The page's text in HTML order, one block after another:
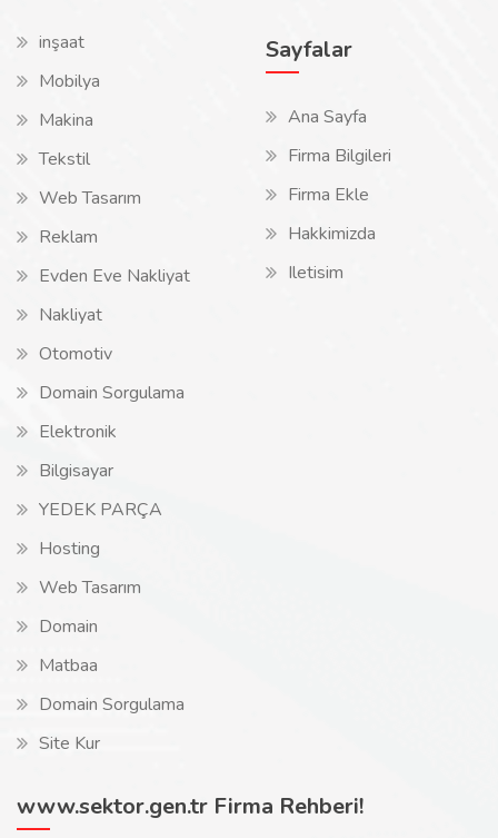
inşaat
Mobilya
Makina
Tekstil
Web Tasarım
Reklam
Evden Eve Nakliyat
Nakliyat
Otomotiv
Domain Sorgulama
Elektronik
Bilgisayar
YEDEK PARÇA
Hosting
Web Tasarım
Domain
Matbaa
Domain Sorgulama
Site Kur
Sayfalar
Ana Sayfa
Firma Bilgileri
Firma Ekle
Hakkimizda
Iletisim
www.sektor.gen.tr Firma Rehberi!